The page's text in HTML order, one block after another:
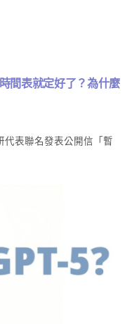
間表就定好了？為什麼
表聯名發表公開信「暫